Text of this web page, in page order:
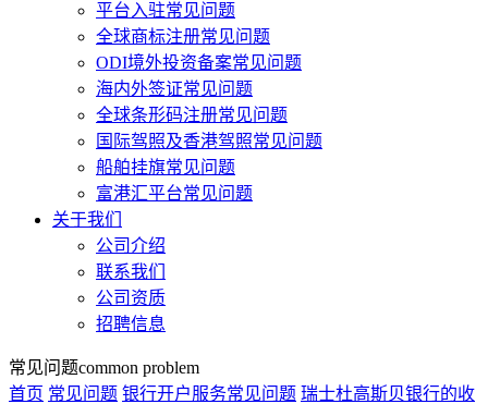
平台入驻常见问题
全球商标注册常见问题
ODI境外投资备案常见问题
海内外签证常见问题
全球条形码注册常见问题
国际驾照及香港驾照常见问题
船舶挂旗常见问题
富港汇平台常见问题
关于我们
公司介绍
联系我们
公司资质
招聘信息
常见问题common problem
首页 常见问题 银行开户服务常见问题 瑞士杜高斯贝银行的收